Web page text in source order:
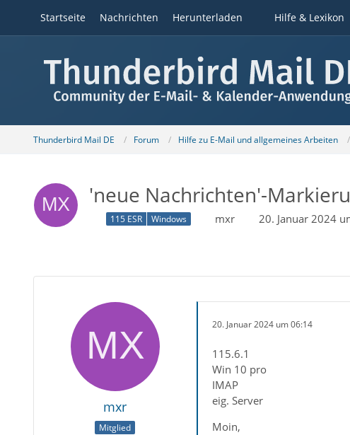
Startseite Nachrichten Herunterladen Hilfe & Lexikon
Thunderbird Mail DE Forum Hilfe zu E-Mail und allgemeines Arbeiten
'neue Nachrichten'-
115 ESR Windows mxr 20. Januar 2024
mxr
Mitglied
20. Januar 2024 um 06:14
115.6.1
Win 10 pro
IMAP
eig. Server
Moin,